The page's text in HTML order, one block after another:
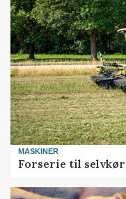
MASKINER
Forserie til